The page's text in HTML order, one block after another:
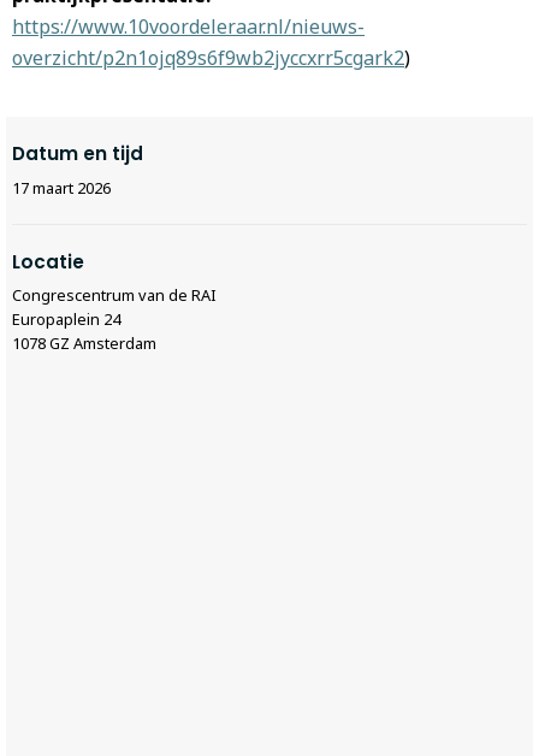
https://www.10voordeleraar.nl/nieuws-
overzicht/p2n1ojq89s6f9wb2jyccxrr5cgark2)
Datum en tijd
17 maart 2026
Locatie
Congrescentrum van de RAI
Europaplein 24
1078 GZ Amsterdam